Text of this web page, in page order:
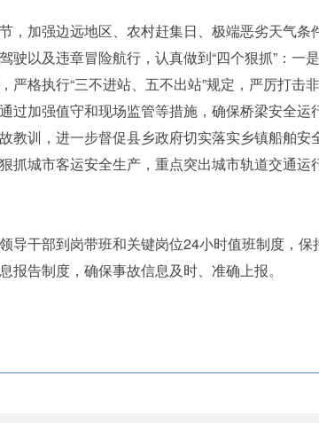
加强边远地区、农村赶集日、极端恶劣天气条
以及违章冒险航行，认真做到“四个狠抓”：一
格执行“三不进站、五不出站”规定，严厉打击
加强值守和现场监管等措施，确保桥梁安全运
教训，进一步督促县乡政府切实落实乡镇船舶
城市客运安全生产，重点突出城市轨道交通运
干部到岗带班和关键岗位24小时值班制度，保
告制度，确保事故信息及时、准确上报。